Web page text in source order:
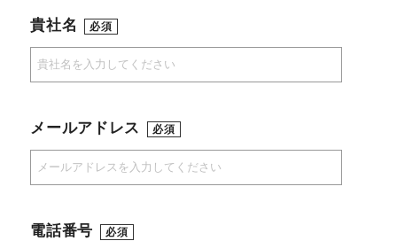
貴社名 必須
メールアドレス 必須
電話番号 必須